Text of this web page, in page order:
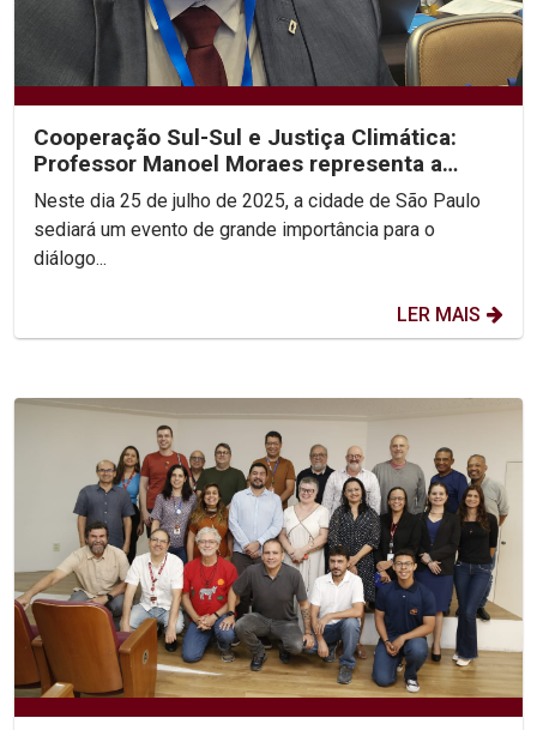
Cooperação Sul-Sul e Justiça Climática:
Professor Manoel Moraes representa a
UNICAP em sua 2ª...
Neste dia 25 de julho de 2025, a cidade de São Paulo
sediará um evento de grande importância para o
diálogo...
LER MAIS